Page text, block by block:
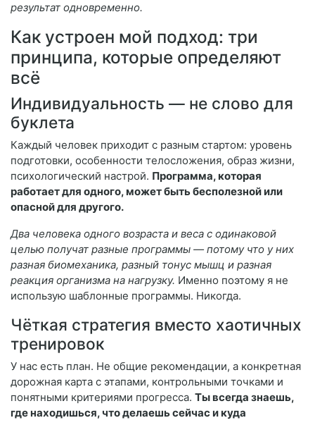
результат одновременно.
Как устроен мой подход: три
принципа, которые определяют
всё
Индивидуальность — не слово для
буклета
Каждый человек приходит с разным стартом: уровень
подготовки, особенности телосложения, образ жизни,
психологический настрой. Программа, которая
работает для одного, может быть бесполезной или
опасной для другого.
Два человека одного возраста и веса с одинаковой
целью получат разные программы — потому что у них
разная биомеханика, разный тонус мышц и разная
реакция организма на нагрузку. Именно поэтому я не
использую шаблонные программы. Никогда.
Чёткая стратегия вместо хаотичных
тренировок
У нас есть план. Не общие рекомендации, а конкретная
дорожная карта с этапами, контрольными точками и
понятными критериями прогресса. Ты всегда знаешь,
где находишься, что делаешь сейчас и куда